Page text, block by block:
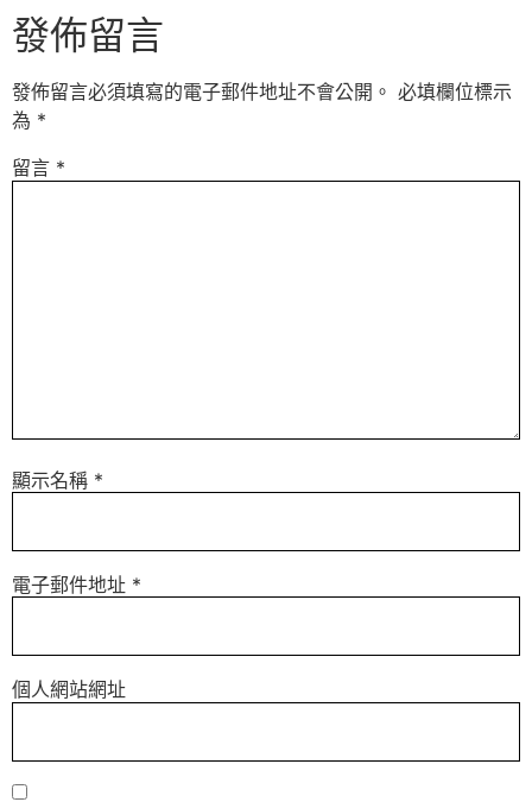
發佈留言
發佈留言必須填寫的電子郵件地址不會公開。 必填欄位標示
為 *
留言 *
顯示名稱 *
電子郵件地址 *
個人網站網址